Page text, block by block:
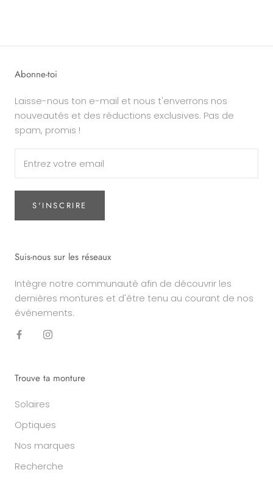
Abonne-toi
Laisse-nous ton e-mail et nous t'enverrons nos
nouveautés et des réductions exclusives. Pas de
spam, promis !
S'INSCRIRE
Suis-nous sur les réseaux
Intègre notre communauté afin de découvrir les
dernières montures et d'être tenu au courant de nos
événements.
Trouve ta monture
Solaires
Optiques
Nos marques
Recherche